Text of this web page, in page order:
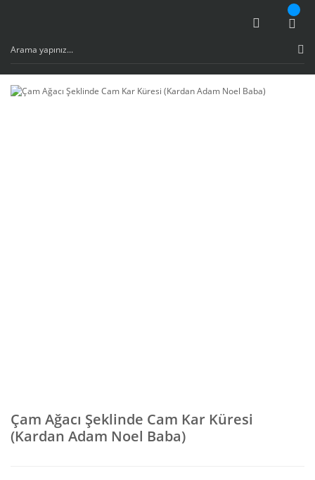
Çam Ağacı Şeklinde Cam Kar Küresi
(Kardan Adam Noel Baba)